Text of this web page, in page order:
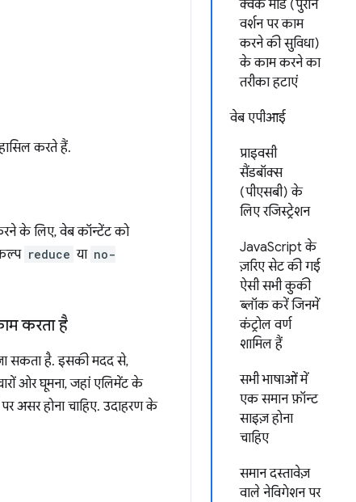
क्वर्क मोड (पुराने
वर्शन पर काम
करने की सुविधा)
के काम करने का
तरीका हटाएं
वेब एपीआई
प्राइवसी
सैंडबॉक्स
(पीएसबी) के
लिए रजिस्ट्रेशन
JavaScript के
ज़रिए सेट की गई
ऐसी सभी कुकी
ब्लॉक करें जिनमें
कंट्रोल वर्ण
शामिल हैं
सभी भाषाओं में
एक समान फ़ॉन्ट
साइज़ होना
चाहिए
समान दस्तावेज़
वाले नेविगेशन पर
करते हैं.
के लिए, वेब कॉन्टेंट को
reduce या no-
करता है
सकता है. इसकी मदद से,
ओर घूमना, जहां एलिमेंट के
असर होना चाहिए. उदाहरण के